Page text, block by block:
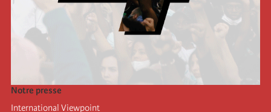
Notre presse
International Viewpoint